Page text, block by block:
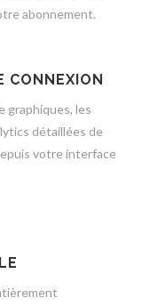
abonnement.
CONNEXION
graphiques, les
détaillées de
votre interface